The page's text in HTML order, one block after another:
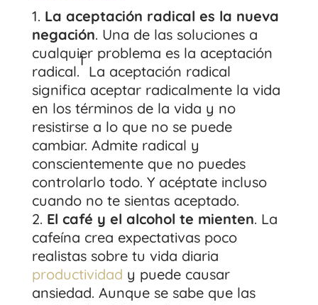
La aceptación radical es la nueva
negación. Una de las soluciones a
cualquier problema es la aceptación
radical.
1
La aceptación radical
significa aceptar radicalmente la vida
en los términos de la vida y no
resistirse a lo que no se puede
cambiar. Admite radical y
conscientemente que no puedes
controlarlo todo. Y acéptate incluso
cuando no te sientas aceptado.
El café y el alcohol te mienten. La
cafeína crea expectativas poco
realistas sobre tu vida diaria
productividad y puede causar
ansiedad. Aunque se sabe que las